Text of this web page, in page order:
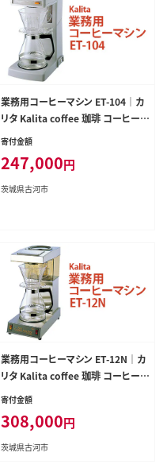
業務用コーヒーマシン ET-104｜カ
リタ Kalita coffee 珈琲 コーヒー
業務用 コーヒーマシン 家電 職場 大
ゼント 記念品 景品 茨城県 古河市 _
EW05
寄付金額
247,000円
茨城県古河市
業務用コーヒーマシン ET-12N｜カ
リタ Kalita coffee 珈琲 コーヒー
業務用 コーヒーマシン 家電 職場 大
人数 ギフト 贈答 贈り物 お祝い プレ
ゼント 記念品 景品 茨城県 古河市 _
EW06
寄付金額
308,000円
茨城県古河市